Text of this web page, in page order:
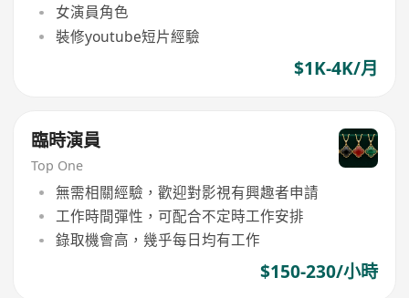
女演員角色
裝修youtube短片經驗
$1K-4K/月
臨時演員
Top One
無需相關經驗，歡迎對影視有興趣者申請
工作時間彈性，可配合不定時工作安排
錄取機會高，幾乎每日均有工作
$150-230/小時